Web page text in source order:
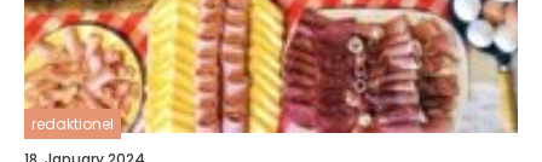
redaktionel